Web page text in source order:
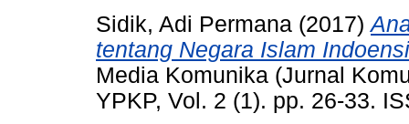
Sidik, Adi Permana (2017)
tentang Negara Islam
Media Komunika (Jurnal
YPKP, Vol. 2 (1). pp. 26-33.